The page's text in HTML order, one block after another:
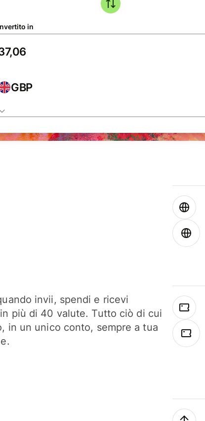
in
GBP
invii, spendi e ricevi
più di 40 valute. Tutto ciò di cui
in un unico conto, sempre a tua